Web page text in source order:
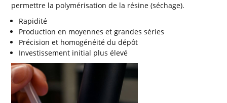
permettre la polymérisation de la résine (séchage).
Rapidité
Production en moyennes et grandes séries
Précision et homogénéité du dépôt
Investissement initial plus élevé